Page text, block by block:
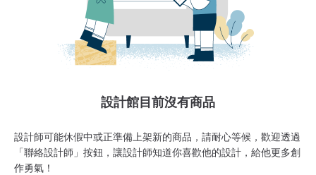
設計館目前沒有商品
設計師可能休假中或正準備上架新的商品，請耐心等候，歡迎透過
「聯絡設計師」按鈕，讓設計師知道你喜歡他的設計，給他更多創
作勇氣！